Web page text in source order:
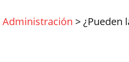
Administración >¿Pueden